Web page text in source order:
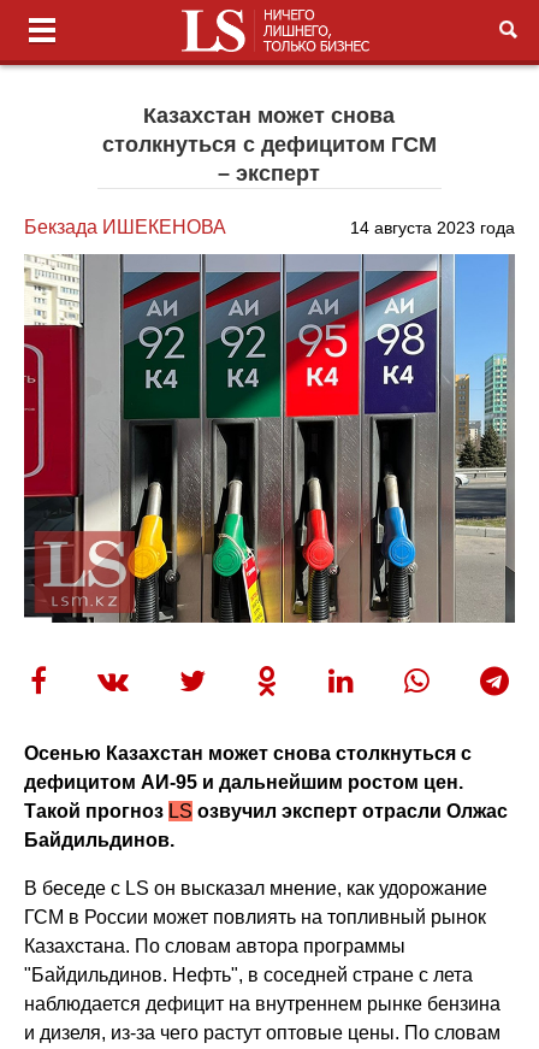
Казахстан может снова
столкнуться с дефицитом ГСМ
– эксперт
Бекзада ИШЕКЕНОВА 14 августа 2023 года
Осенью Казахстан может снова столкнуться с
дефицитом АИ-95 и дальнейшим ростом цен.
Такой прогноз LS озвучил эксперт отрасли Олжас
Байдильдинов.
В беседе с LS он высказал мнение, как удорожание
ГСМ в России может повлиять на топливный рынок
Казахстана. По словам автора программы
"Байдильдинов. Нефть", в соседней стране с лета
наблюдается дефицит на внутреннем рынке бензина
и дизеля, из-за чего растут оптовые цены. По словам